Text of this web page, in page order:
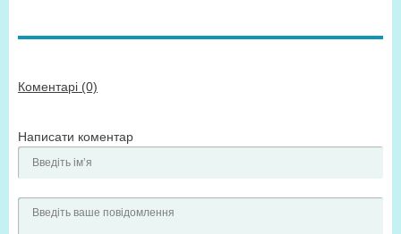
Коментарі (0)
Написати коментар